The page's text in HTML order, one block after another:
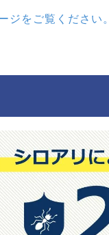
ジをご覧ください。